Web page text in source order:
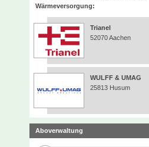
Wärmeversorgung:
Trianel
52070 Aachen
WULFF & UMAG
25813 Husum
Aboverwaltung